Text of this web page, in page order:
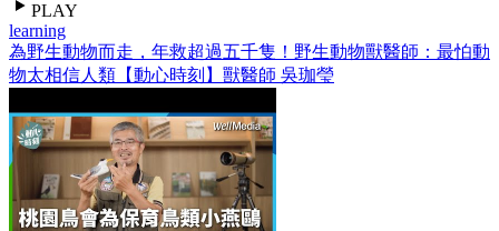
PLAY
learning
為野生動物而走，年救超過五千隻！野生動物獸醫師：最怕動
物太相信人類【動心時刻】獸醫師 吳珈瑩